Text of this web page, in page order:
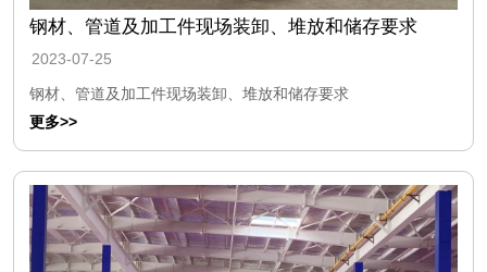
钢材、管道及加工件现场装卸、堆放和储存要求
2023-07-25
钢材、管道及加工件现场装卸、堆放和储存要求
更多>>